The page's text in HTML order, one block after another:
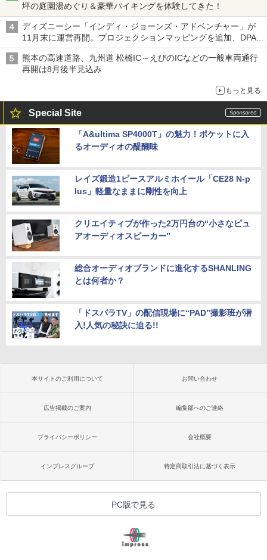
坪の庭園湯めぐり＆豪華バイキングを体験してきた！
ディズニーシー「インディ・ジョーンズ・アドベンチャー」が
11月末に運営再開。プロジェクションマッピングを追加、DPA
は1500円
熊本の高速道路、九州道 松橋IC～えびのICなどの一般車両通行
再開は8月後半見込み
もっと見る
Special Site
「A&ultima SP4000T」の魅力！ポケットに入
るオーディオの醍醐味
レイズ鍛造1ピースアルミホイール「CE28 N-p
lus」軽量なままに剛性を向上
クリエイティブが作った2万円台の“小さなピュ
アオーディオスピーカー”
総合オーディオブランドに進化するSHANLING
とは何者か？
「ドスパラTV」の配信現場に“PAD”撮影班が潜
入!人気の秘訣に迫る!!
本サイトのご利用について お問い合わせ
広告掲載のご案内 編集部へのご連絡
プライバシーポリシー 会社概要
インプレスグループ 特定商取引法に基づく表示
PC版で見る